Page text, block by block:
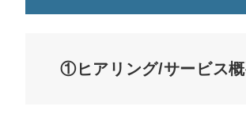
①ヒアリング/サービス概